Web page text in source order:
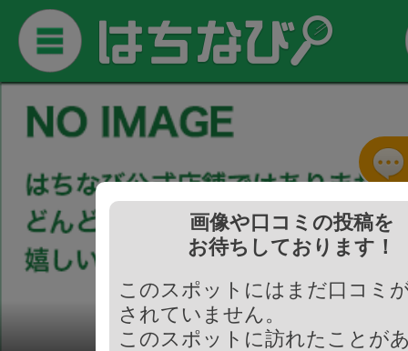
画像や口コミの投稿を
お待ちしております！
このスポットにはまだ口コミ
されていません。
このスポットに訪れたことが